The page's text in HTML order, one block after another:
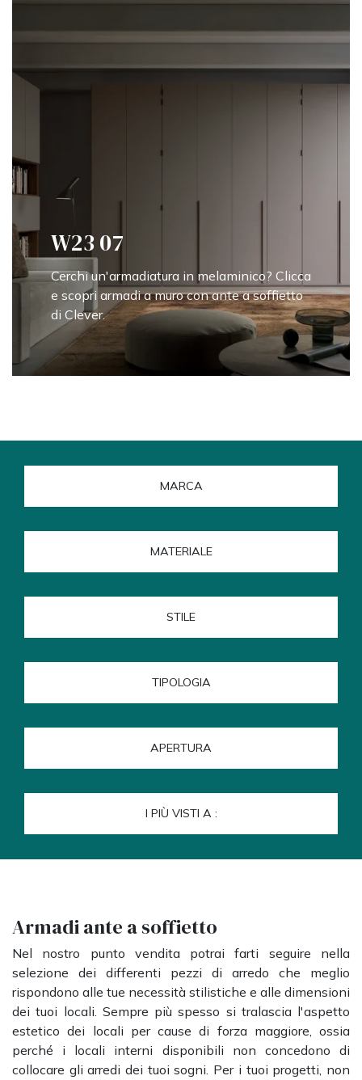
W23 07
Cerchi un'armadiatura in melaminico? Clicca
e scopri armadi a muro con ante a soffietto
di Clever.
MARCA
MATERIALE
STILE
TIPOLOGIA
APERTURA
I PIÙ VISTI A :
Armadi ante a soffietto
Nel nostro punto vendita potrai farti seguire nella
selezione dei differenti pezzi di arredo che meglio
rispondono alle tue necessità stilistiche e alle dimensioni
dei tuoi locali. Sempre più spesso si tralascia l'aspetto
estetico dei locali per cause di forza maggiore, ossia
perché i locali interni disponibili non concedono di
collocare gli arredi dei tuoi sogni. Per i tuoi progetti, non